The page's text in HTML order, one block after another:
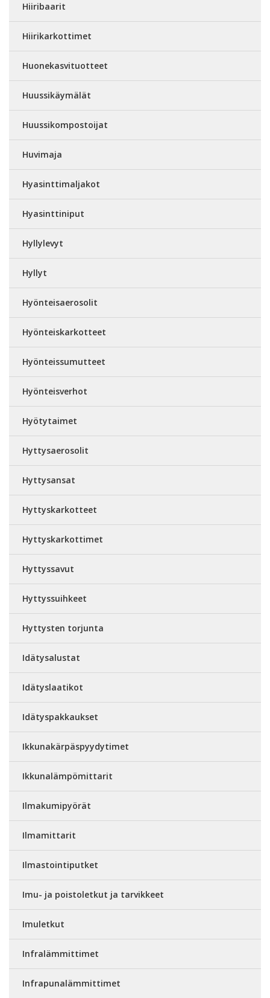
Hiiribaarit
Hiirikarkottimet
Huonekasvituotteet
Huussikäymälät
Huussikompostoijat
Huvimaja
Hyasinttimaljakot
Hyasinttiniput
Hyllylevyt
Hyllyt
Hyönteisaerosolit
Hyönteiskarkotteet
Hyönteissumutteet
Hyönteisverhot
Hyötytaimet
Hyttysaerosolit
Hyttysansat
Hyttyskarkotteet
Hyttyskarkottimet
Hyttyssavut
Hyttyssuihkeet
Hyttysten torjunta
Idätysalustat
Idätyslaatikot
Idätyspakkaukset
Ikkunakärpäspyydytimet
Ikkunalämpömittarit
Ilmakumipyörät
Ilmamittarit
Ilmastointiputket
Imu- ja poistoletkut ja tarvikkeet
Imuletkut
Infralämmittimet
Infrapunalämmittimet